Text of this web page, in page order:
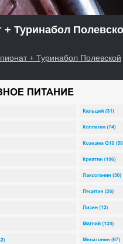
+ Туринабол
+ Туринабол Полевской